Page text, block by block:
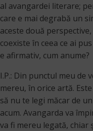
al avangardei literare;
care e mai degrabă un
aceste două
coexiste în ceea ce ai
e afirmativ, cum anume?
I.P.: Din punctul meu de
mereu, în orice artă.
să nu te legi măcar de
acum. Avangarda va
va fi mereu legată, chiar